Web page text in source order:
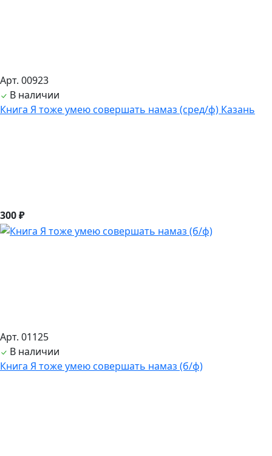
Арт. 00923
В наличии
Книга Я тоже умею совершать намаз (сред/ф) Казань
300 ₽
Арт. 01125
В наличии
Книга Я тоже умею совершать намаз (б/ф)